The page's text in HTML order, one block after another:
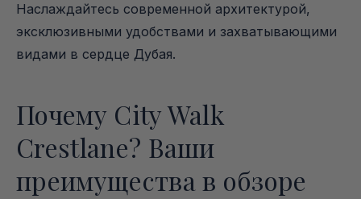
Наслаждайтесь современной архитектурой,
эксклюзивными удобствами и захватывающими
видами в сердце Дубая.
Почему City Walk
Crestlane? Ваши
преимущества в обзоре